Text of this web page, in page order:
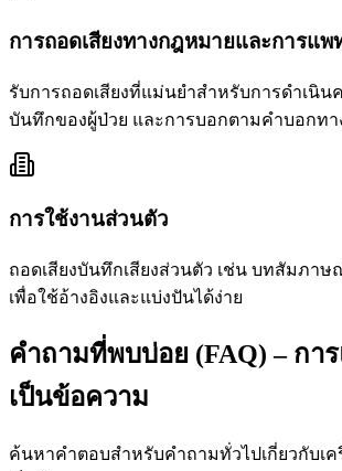
การถอดเสียงทางกฎหมายและการแพ
รับการถอดเสียงที่แม่นยำสำหรับการดำเนิ
บันทึกของผู้ป่วย และการบอกตามคำบอกทา
การใช้งานส่วนตัว
ถอดเสียงบันทึกเสียงส่วนตัว เช่น บทสัมภาษ
เพื่อใช้อ้างอิงและแบ่งปันได้ง่าย
คำถามที่พบบ่อย (FAQ) – การ
เป็นข้อความ
ค้นหาคำตอบสำหรับคำถามทั่วไปเกี่ยวกับเค